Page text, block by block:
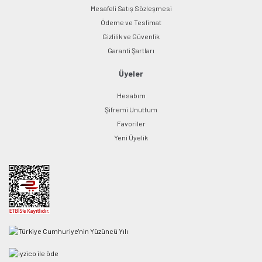
Mesafeli Satış Sözleşmesi
Ödeme ve Teslimat
Gizlilik ve Güvenlik
Garanti Şartları
Üyeler
Hesabım
Şifremi Unuttum
Favoriler
Yeni Üyelik